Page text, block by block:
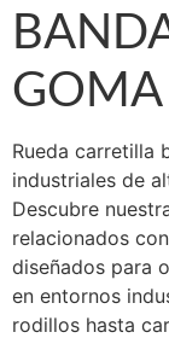
GOMA
Rueda carretilla
industriales de
Descubre
relacionados
diseñados para
en entornos
rodillos hasta